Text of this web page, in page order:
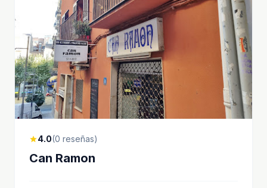
star4.0(0 reseñas)
Can Ramon